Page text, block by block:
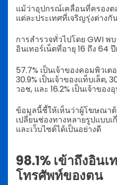
แม้ว่าอุปกรณ์เคลื่อนที่ครอง
แต่ละประเทศที่เจริญรุ่งต่างกั
การสำรวจทั่วไปโดย GWI พ
อินเทอร์เน็ตที่อายุ 16 ถึง 64
57.7% เป็นเจ้าของคอมพิวเ
30.9% เป็นเจ้าของแท็บเล็ต,
วอช, และ 16.2% เป็นเจ้าขอ
ข้อมูลนี้ชี้ให้เห็นว่าผู้โฆษณาต้
เปลี่ยนช่องทางหลายรูปแบบ
และเว็บไซต์ได้เป็นอย่างดี
98.1% เข้าถึงอิน
โทรศัพท์ของตน